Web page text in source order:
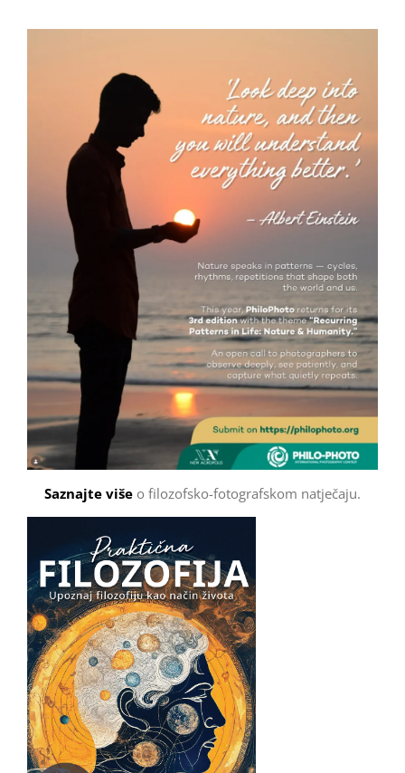
Saznajte više o filozofsko-fotografskom natječaju.